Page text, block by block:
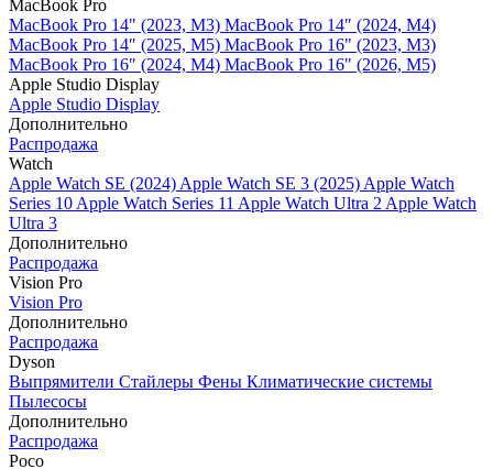
MacBook Pro
MacBook Pro 14" (2023, M3) MacBook Pro 14″ (2024, M4)
MacBook Pro 14″ (2025, M5) MacBook Pro 16" (2023, M3)
MacBook Pro 16″ (2024, M4) MacBook Pro 16" (2026, M5)
Apple Studio Display
Apple Studio Display
Дополнительно
Распродажа
Watch
Apple Watch SE (2024) Apple Watch SE 3 (2025) Apple Watch
Series 10 Apple Watch Series 11 Apple Watch Ultra 2 Apple Watch
Ultra 3
Дополнительно
Распродажа
Vision Pro
Vision Pro
Дополнительно
Распродажа
Dyson
Выпрямители Стайлеры Фены Климатические системы
Пылесосы
Дополнительно
Распродажа
Poco